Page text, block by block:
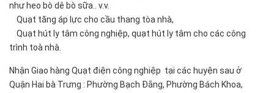
như heo bò dê bò sữa.. v.v.
Quạt tăng áp lực cho cầu thang tòa nhà,
Quạt hút ly tâm công nghiệp, quạt hút ly tâm cho các công
trình toà nhà.
Nhận Giao hàng Quạt điện công nghiệp tại các huyện sau ở
Quận Hai bà Trưng : Phường Bạch Đằng, Phường Bách Khoa,